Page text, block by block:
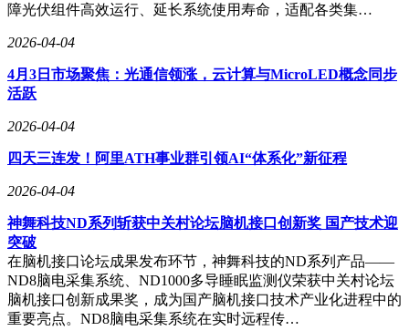
障光伏组件高效运行、延长系统使用寿命，适配各类集…
2026-04-04
4月3日市场聚焦：光通信领涨，云计算与MicroLED概念同步
活跃
2026-04-04
四天三连发！阿里ATH事业群引领AI“体系化”新征程
2026-04-04
神舞科技ND系列斩获中关村论坛脑机接口创新奖 国产技术迎
突破
在脑机接口论坛成果发布环节，神舞科技的ND系列产品——
ND8脑电采集系统、ND1000多导睡眠监测仪荣获中关村论坛
脑机接口创新成果奖，成为国产脑机接口技术产业化进程中的
重要亮点。ND8脑电采集系统在实时远程传…